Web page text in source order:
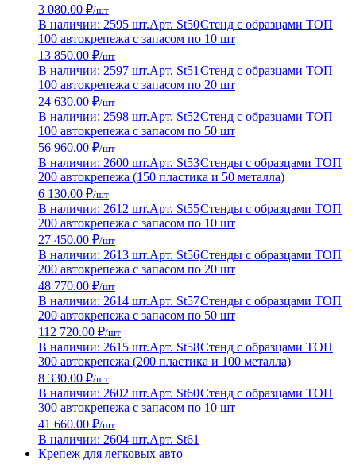
3 080.00 ₽/шт
В наличии: 2595 шт.Арт. St50Стенд с образцами ТОП
100 автокрепежа с запасом по 10 шт
13 850.00 ₽/шт
В наличии: 2597 шт.Арт. St51 Стенд с образцами ТОП
100 автокрепежа с запасом по 20 шт
24 630.00 ₽/шт
В наличии: 2598 шт.Арт. St52Стенд с образцами ТОП
100 автокрепежа с запасом по 50 шт
56 960.00 ₽/шт
В наличии: 2600 шт.Арт. St53Стенды с образцами ТОП
200 автокрепежа (150 пластика и 50 металла)
6 130.00 ₽/шт
В наличии: 2612 шт.Арт. St55Стенды с образцами ТОП
200 автокрепежа с запасом по 10 шт
27 450.00 ₽/шт
В наличии: 2613 шт.Арт. St56Стенды с образцами ТОП
200 автокрепежа с запасом по 20 шт
48 770.00 ₽/шт
В наличии: 2614 шт.Арт. St57Стенды с образцами ТОП
200 автокрепежа с запасом по 50 шт
112 720.00 ₽/шт
В наличии: 2615 шт.Арт. St58Стенд с образцами ТОП
300 автокрепежа (200 пластика и 100 металла)
8 330.00 ₽/шт
В наличии: 2602 шт.Арт. St60Стенд с образцами ТОП
300 автокрепежа с запасом по 10 шт
41 660.00 ₽/шт
В наличии: 2604 шт.Арт. St61
Крепеж для легковых авто